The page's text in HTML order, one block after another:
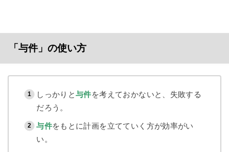
「与件」の使い方
しっかりと与件を考えておかないと、失敗する
だろう。
与件をもとに計画を立てていく方が効率がい
い。